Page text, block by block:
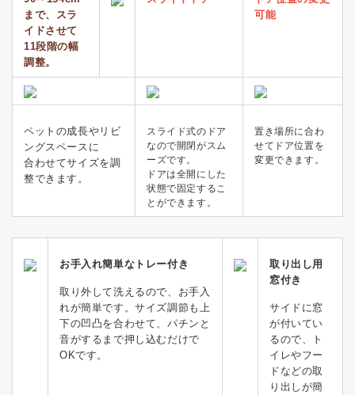
まで、スラ
イドさせて
11段階の幅
調整。
可能
ペットの成長やリビ
ングスペースに
合わせてサイズを調
整できます。
スライド式のドア
なので開閉がスム
ーズです。
ドアは全開にした
状態で固定するこ
とができます。
置き場所に合わ
せてドア位置を
変更できます。
お手入れ簡単なトレー付き
取り外して洗えるので、お手入
れが簡単です。サイズ調節も上
下の凹凸を合わせて、パチンと
音がするまで押し込むだけで
OKです。
取り出し用
窓付き
サイドに窓
が付いてい
るので、ト
イレやフー
ドなどの取
り出しが簡